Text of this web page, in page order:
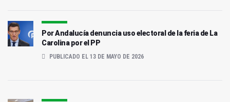
Por Andalucía denuncia uso electoral de la feria de La
Carolina por el PP
PUBLICADO EL 13 DE MAYO DE 2026